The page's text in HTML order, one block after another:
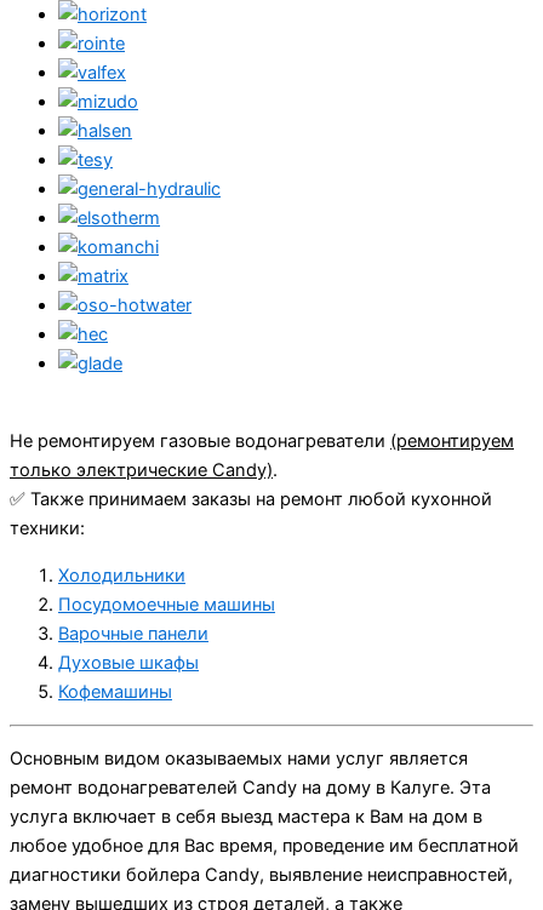
Не ремонтируем газовые водонагреватели (ремонтируем
только электрические Candy).
✅ Также принимаем заказы на ремонт любой кухонной
техники:
Холодильники
Посудомоечные машины
Варочные панели
Духовые шкафы
Кофемашины
Основным видом оказываемых нами услуг является
ремонт водонагревателей Candy на дому в Калуге. Эта
услуга включает в себя выезд мастера к Вам на дом в
любое удобное для Вас время, проведение им бесплатной
диагностики бойлера Candy, выявление неисправностей,
замену вышедших из строя деталей, а также